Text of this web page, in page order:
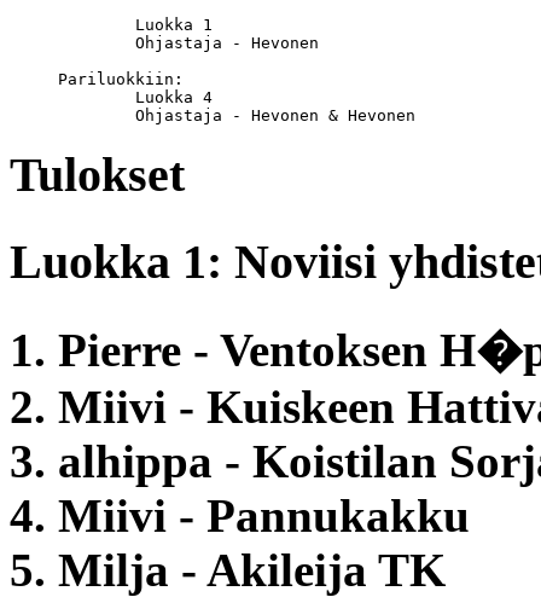
Pariluokkiin:
	Ohjastaja - Hevonen & Hevonen
Tulokset
Luokka 1: Noviisi
1. Pierre - Ventoksen
2. Miivi - Kuiskeen
3. alhippa - Koistilan
4. Miivi - Pannukakku
5. Milja - Akileija TK